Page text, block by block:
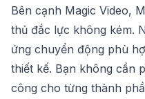
Bên cạnh Magic Video,
thủ đắc lực không kém.
ứng chuyển động phù
thiết kế. Bạn không cần
công cho từng thành